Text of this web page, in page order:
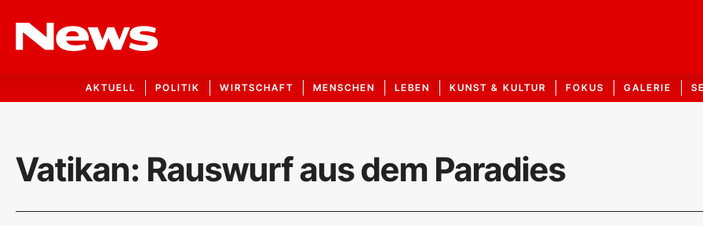
AKTUELL POLITIK WIRTSCHAFT MENSCHEN LEBEN KUNST & KULTUR FOKUS GALERIE
Vatikan: Rauswurf aus dem Paradies